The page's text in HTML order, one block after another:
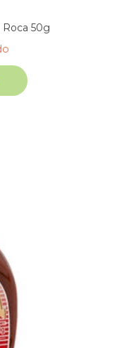
50g